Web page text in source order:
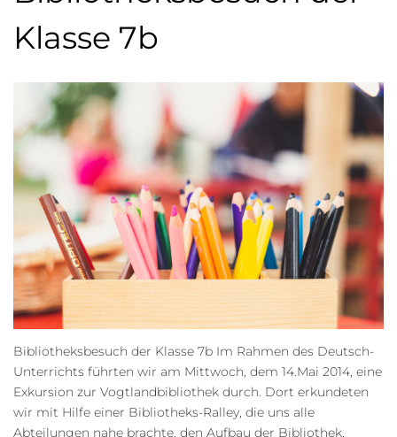
Klasse 7b
Bibliotheksbesuch der Klasse 7b Im Rahmen des Deutsch-
Unterrichts führten wir am Mittwoch, dem 14.Mai 2014, eine
Exkursion zur Vogtlandbibliothek durch. Dort erkundeten
wir mit Hilfe einer Bibliotheks-Ralley, die uns alle
Abteilungen nahe brachte, den Aufbau der Bibliothek.